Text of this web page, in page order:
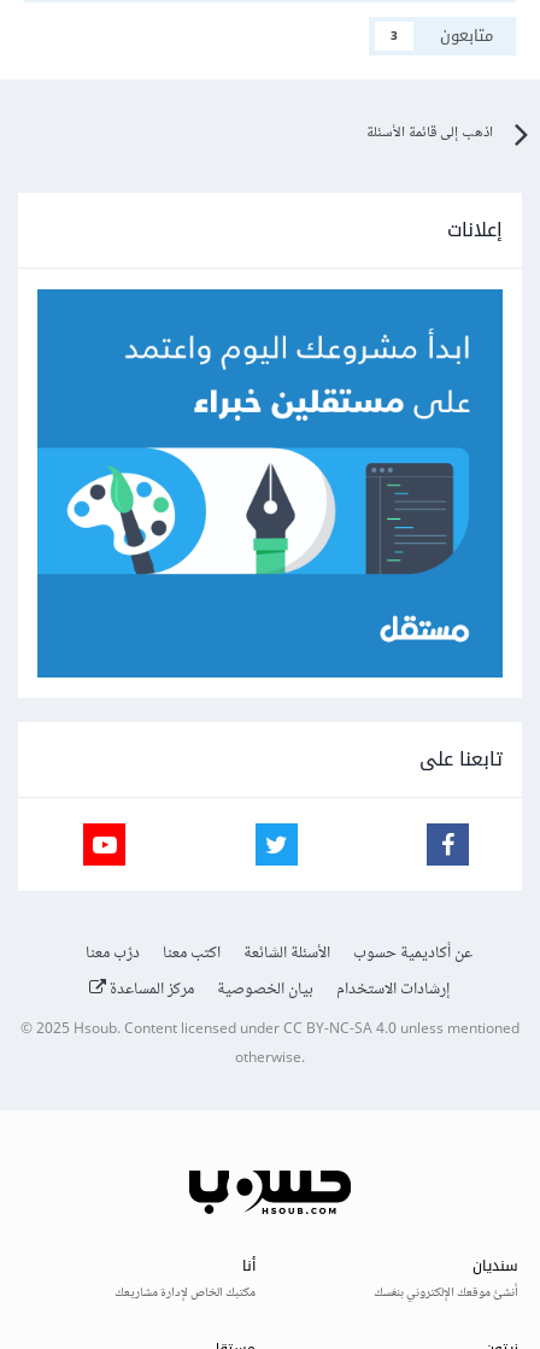
متابعون
3
اذهب إلى قائمة الأسئلة
إعلانات
تابعنا على
عن أكاديمية حسوب الأسئلة الشائعة اكتب معنا
درّب معنا
إرشادات الاستخدام
بيان الخصوصية مركز المساعدة
© 2025Hsoub.Content licensed underCC BY-NC-SA 4.0unless mentioned
otherwise.